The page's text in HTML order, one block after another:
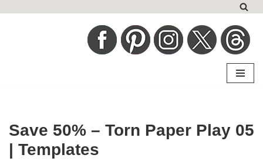
ス
キ
ッ
Save 50% – Torn Paper Play 05
| Templates